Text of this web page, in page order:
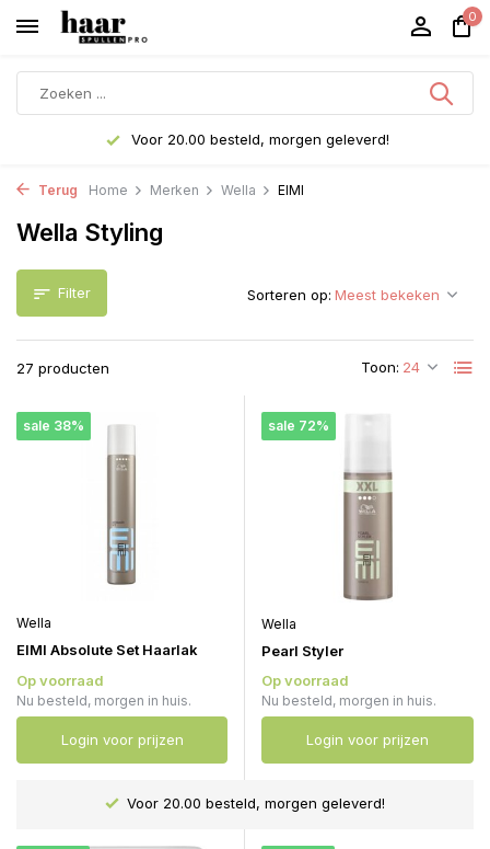
0
Voor 20.00 besteld, morgen geleverd!
Terug Home Merken Wella EIMI
Wella Styling
Filter
27 producten Toon:
Sorteren op:
sale 38%
Wella
EIMI Absolute Set Haarlak
Op voorraad
Nu besteld, morgen in huis.
Login voor prijzen
sale 72%
Wella
Pearl Styler
Op voorraad
Nu besteld, morgen in huis.
Login voor prijzen
Voor 20.00 besteld, morgen geleverd!